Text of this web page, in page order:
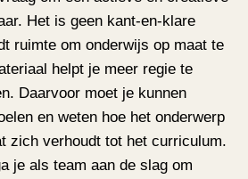
Het is geen kant-en-klare
ruimte om onderwijs op maat te
helpt je meer regie te
Daarvoor moet je kunnen
en weten hoe het onderwerp
zich verhoudt tot het curriculum.
je als team aan de slag om